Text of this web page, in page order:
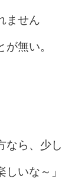
ません
無い。
なら、少し
いな～」